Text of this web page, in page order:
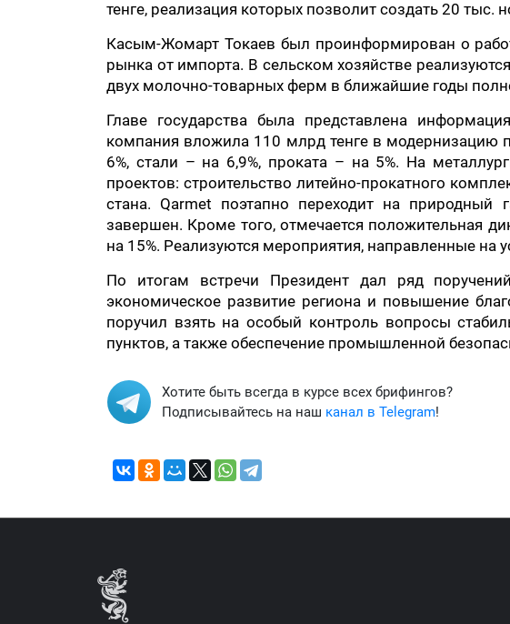
тенге, реализация которых позволит создать 20 тыс.
Касым-Жомарт Токаев был проинформирован о
рынка от импорта. В сельском хозяйстве
двух молочно-товарных ферм в ближайшие годы
Главе государства была представлена
компания вложила 110 млрд тенге в модернизацию
6%, стали – на 6,9%, проката – на 5%. На
проектов: строительство литейно-прокатного
стана. Qarmet поэтапно переходит на
завершен. Кроме того, отмечается положительная
на 15%. Реализуются мероприятия, направленные на
По итогам встречи Президент дал ряд
экономическое развитие региона и повышение
поручил взять на особый контроль вопросы
пунктов, а также обеспечение промышленной
Хотите быть всегда в курсе всех брифингов?
Подписывайтесь на наш канал в Telegram!